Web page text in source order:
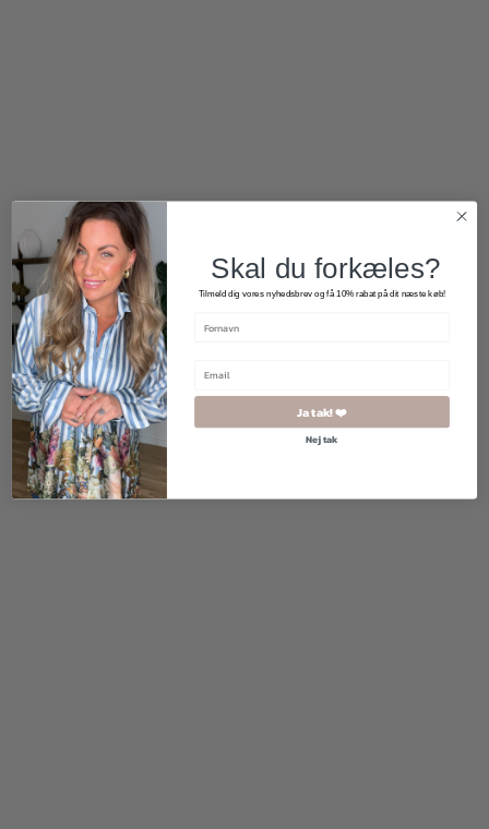
300,00kr.
Skal du forkæles?
Tilmeld dig vores nyhedsbrev og få 10% rabat på dit næste køb!
Ja tak! ❤️
Nej tak